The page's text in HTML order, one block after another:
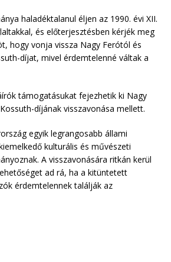
haladéktalanul éljen az 1990. évi XII.
és előterjesztésben kérjék meg
hogy vonja vissza Nagy Ferótól és
díjat, mivel érdemtelenné váltak a
támogatásukat fejezhetik ki Nagy
díjának visszavonása mellett.
egyik legrangosabb állami
kulturális és művészeti
A visszavonására ritkán kerül
ad rá, ha a kitüntetett
érdemtelennek találják az